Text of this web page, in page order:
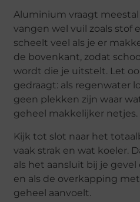
Aluminium vraagt
vangen wel vuil zoals stof
scheelt veel als je er
de bovenkant, zodat
wordt die je uitstelt. Let
gedraagt: als regenwater
geen plekken zijn waar
geheel makkelijker netjes.
Kijk tot slot naar het
vaak strak en wat koeler.
als het aansluit bij je
en als de overkapping
geheel aanvoelt.